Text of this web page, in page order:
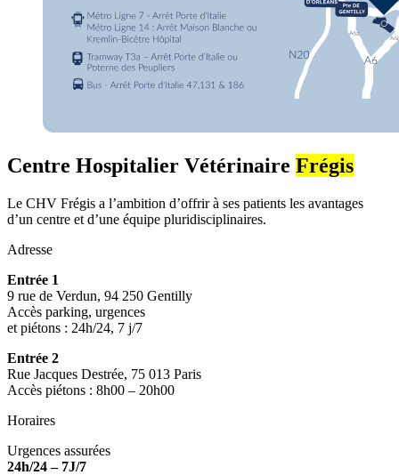
Centre Hospitalier Vétérinaire Frégis
Le CHV Frégis a l’ambition d’offrir à ses patients les avantages
d’un centre et d’une équipe pluridisciplinaires.
Adresse
Entrée 1
9 rue de Verdun, 94 250 Gentilly
Accès parking, urgences
et piétons : 24h/24, 7 j/7
Entrée 2
Rue Jacques Destrée, 75 013 Paris
Accès piétons : 8h00 – 20h00
Horaires
Urgences assurées
24h/24 – 7J/7